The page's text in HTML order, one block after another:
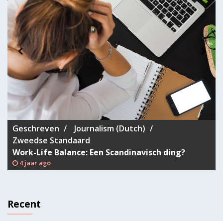
Geschreven
Journalism (Dutch)
Zweedse Standaard
Work-Life Balance: Een Scandinavisch ding?
4 jaar ago
Recent